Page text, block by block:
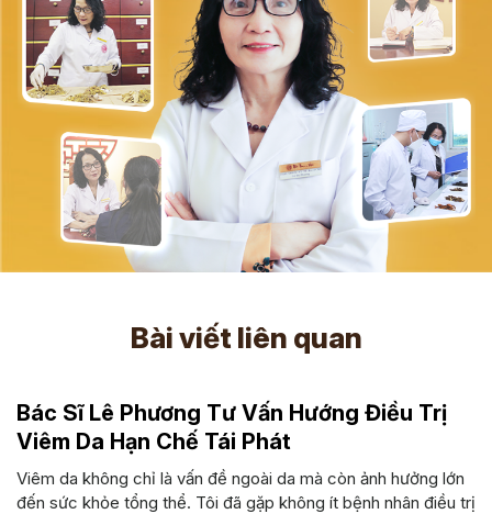
Bài viết liên quan
Bác Sĩ Lê Phương Tư Vấn Hướng Điều Trị
Viêm Da Hạn Chế Tái Phát
Viêm da không chỉ là vấn đề ngoài da mà còn ảnh hưởng lớn
đến sức khỏe tổng thể. Tôi đã gặp không ít bệnh nhân điều trị